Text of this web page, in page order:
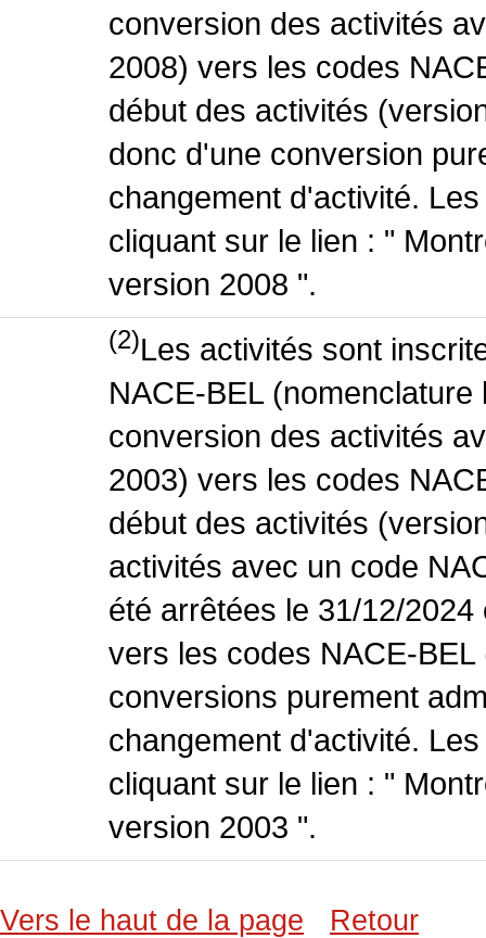
conversion des activités
2008) vers les codes
début des activités
donc d'une conversion
changement d'activité.
cliquant sur le lien : "
version 2008 ".
(2)Les activités sont
NACE-BEL
conversion des activités
2003) vers les codes
début des activités
activités avec un code
été arrêtées le 31/12/
vers les codes NACE-
conversions purement
changement d'activité.
cliquant sur le lien : "
version 2003 ".
Vers le haut de la page Retour